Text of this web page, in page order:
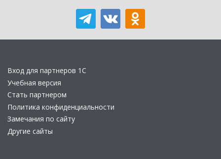
Вход для партнеров 1С
Учебная версия
Стать партнером
Политика конфиденциальности
Замечания по сайту
Другие сайты